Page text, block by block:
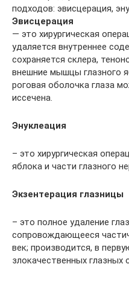
подходов: эвисцерация,
Эвисцерация
— это хирургическая
удаляется внутреннее
сохраняется склера,
внешние мышцы глазного
роговая оболочка глаза
иссечена.
Энуклеация
– это хирургическая
яблока и части глазного
Экзентерация глазницы
– это полное удаление
сопровождающееся
век; производится, в
злокачественных глазных